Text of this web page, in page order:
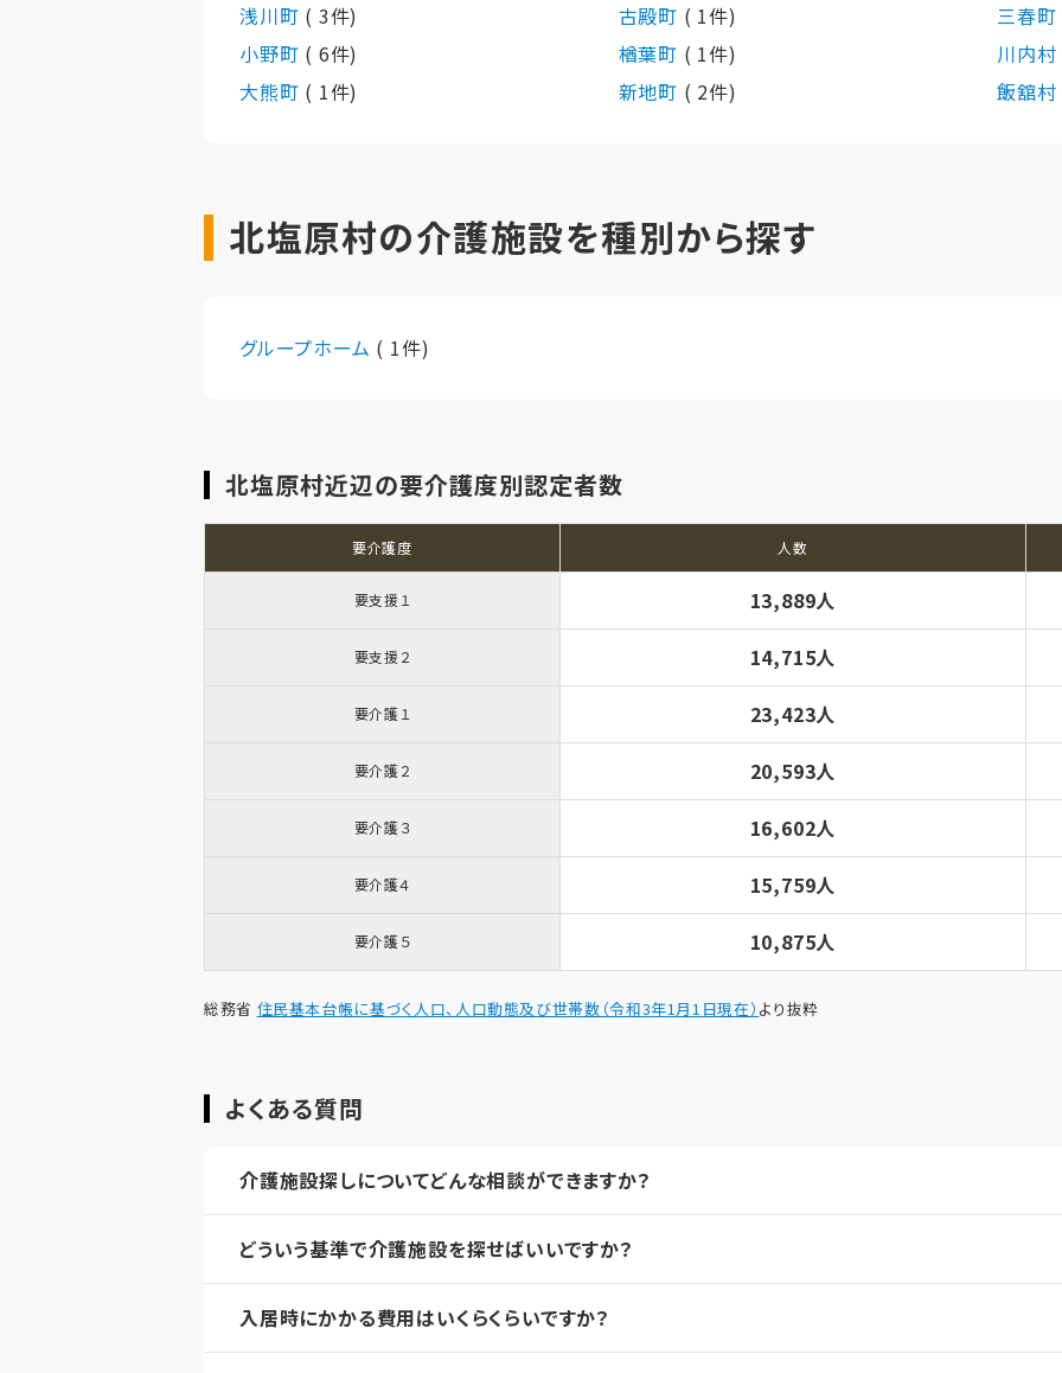
浅川町 ( 3件) 古殿町 ( 1件)
三春町
小野町 ( 6件) 楢葉町 ( 1件)
川内村
大熊町 ( 1件) 新地町 ( 2件) 飯舘村
北塩原村の介護施設を種別から探す
グループホーム ( 1件)
北塩原村近辺の要介護度別認定者数
要介護度 人数
要支援１ 13,889人
要支援２ 14,715人
要介護１ 23,423人
要介護２ 20,593人
要介護３ 16,602人
要介護４ 15,759人
要介護５ 10,875人
総務省 住民基本台帳に基づく人口、人口動態及び世帯数（令和3年1月1日現在） より抜粋
よくある質問
介護施設探しについてどんな相談ができますか？
どういう基準で介護施設を探せばいいですか？
入居時にかかる費用はいくらくらいですか？